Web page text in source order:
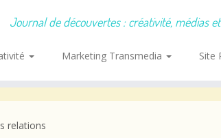
Journal de découvertes : créativité, médias
Marketing Transmedia Site
relations